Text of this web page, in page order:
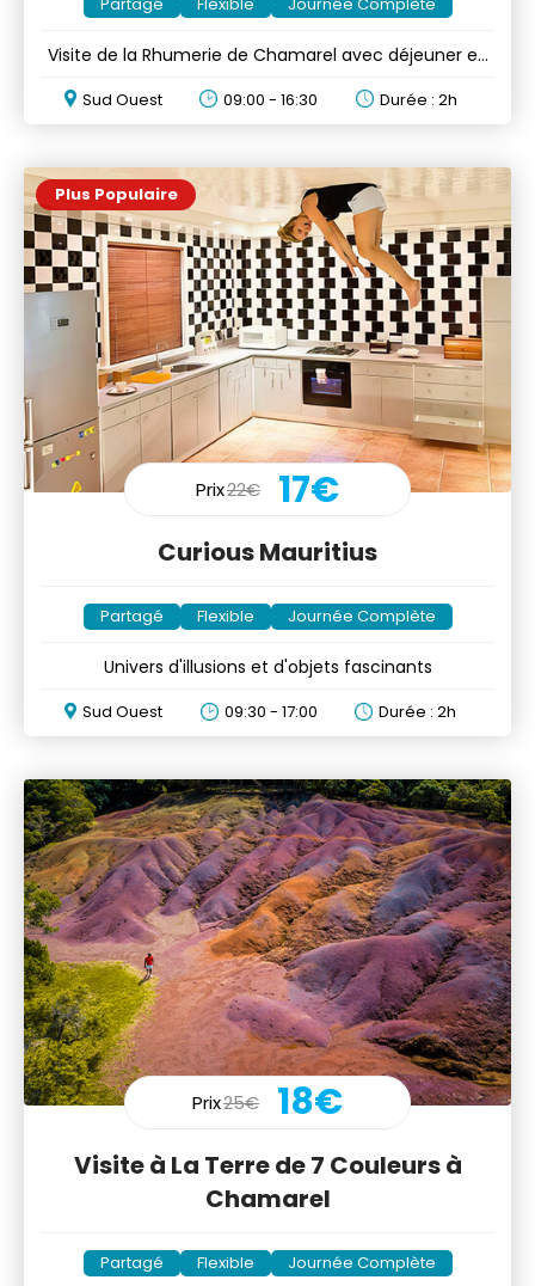
Visite de la Rhumerie de Chamarel avec déjeuner en
Sud Ouest 09:00 - 16:30 Durée : 2h
Plus Populaire
Prix22€ 17€
Curious Mauritius
Partagé Flexible Journée Complète
Univers d'illusions et d'objets fascinants
Sud Ouest 09:30 - 17:00 Durée : 2h
Prix25€ 18€
Visite à La Terre de 7 Couleurs à
Chamarel
Partagé Flexible Journée Complète